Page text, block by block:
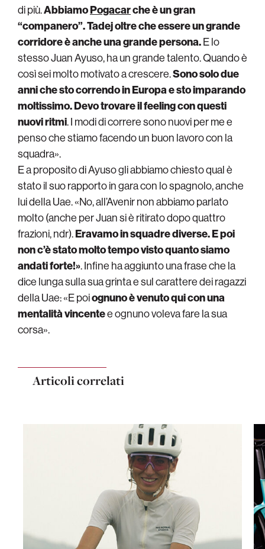
di più.AbbiamoPogacarche è un gran
“companero”. Tadej oltre che essere un grande
corridore è anche una grande persona.E lo
stesso Juan Ayuso, ha un grande talento. Quando è
così sei molto motivato a crescere.Sono solo due
anni che sto correndo in Europa e sto imparando
moltissimo. Devo trovare il feeling con questi
nuovi ritmi. I modi di correre sono nuovi per me e
penso che stiamo facendo un buon lavoro con la
squadra».
E a proposito di Ayuso gli abbiamo chiesto qual è
stato il suo rapporto in gara con lo spagnolo, anche
lui della Uae. «No, all’Avenir non abbiamo parlato
molto (anche per Juan si è ritirato dopo quattro
frazioni, ndr).Eravamo in squadre diverse. E poi
non c’è stato molto tempo visto quanto siamo
andati forte!». Infine ha aggiunto una frase che la
dice lunga sulla sua grinta e sul carattere dei ragazzi
della Uae: «E poiognuno è venuto qui con una
mentalità vincentee ognuno voleva fare la sua
corsa».
Articoli correlati